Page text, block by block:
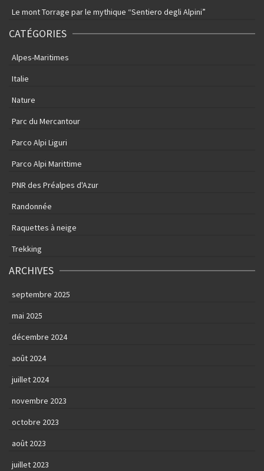
Le mont Torrage par le mythique “Sentiero degli Alpini”
CATÉGORIES
Alpes-Maritimes
Italie
Nature
Parc du Mercantour
Parco Alpi Liguri
Parco Alpi Marittime
PNR des Préalpes d'Azur
Randonnée
Raquettes à neige
Trekking
ARCHIVES
septembre 2025
mai 2025
décembre 2024
août 2024
juillet 2024
novembre 2023
octobre 2023
août 2023
juillet 2023